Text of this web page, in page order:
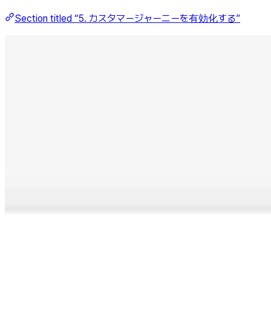
Section titled “5. カスタマージャーニーを有効化する”